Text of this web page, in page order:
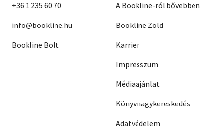
+36 1 235 60 70
info@bookline.hu
Bookline Bolt
A Bookline-ról bővebben
Bookline Zöld
Karrier
Impresszum
Médiaajánlat
Könyvnagykereskedés
Adatvédelem